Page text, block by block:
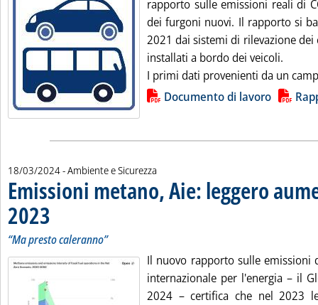
rapporto sulle emissioni reali di
dei furgoni nuovi. Il rapporto si
2021 dai sistemi di rilevazione
installati a bordo dei veicoli.
I primi dati provenienti da un
Lista allegati PDF alla notiziaDocumento di lavoro
18/03/2024- Ambiente e Sicurezza
Emissioni metano, Aie: leggero
2023
“Ma presto caleranno”
Il nuovo rapporto sulle emissioni
internazionale per l'energia – il
2024 – certifica che nel 2023